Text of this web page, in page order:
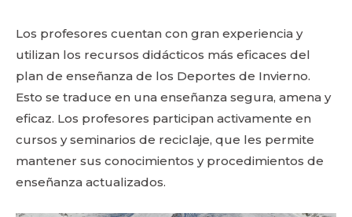
Los profesores cuentan con gran experiencia y
utilizan los recursos didácticos más eficaces del
plan de enseñanza de los Deportes de Invierno.
Esto se traduce en una enseñanza segura, amena y
eficaz. Los profesores participan activamente en
cursos y seminarios de reciclaje, que les permite
mantener sus conocimientos y procedimientos de
enseñanza actualizados.